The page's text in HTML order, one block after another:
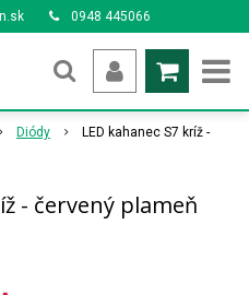
0948 445066
Diódy
LED kahanec S7 kríž -
- červený plameň